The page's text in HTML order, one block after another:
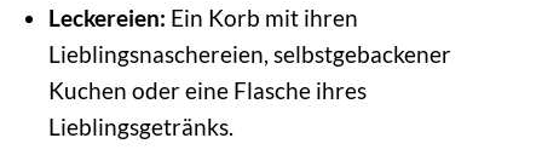
Leckereien: Ein Korb mit ihren
Lieblingsnaschereien, selbstgebackener
Kuchen oder eine Flasche ihres
Lieblingsgetränks.